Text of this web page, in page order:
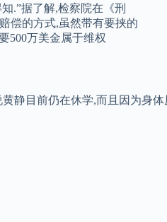
.”据了解,检察院在《刑
偿的方式,虽然带有要挟的
500万美金属于维权
静目前仍在休学,而且因为身体